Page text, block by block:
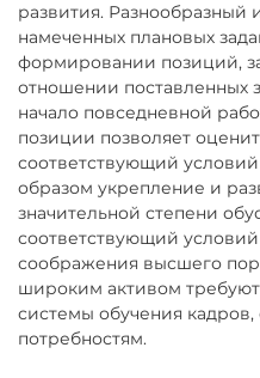
развития. Разнообразный
намеченных плановых
формировании позиций,
отношении поставленных
начало повседневной
позиции позволяет
соответствующий
образом укрепление и
значительной степени
соответствующий
соображения высшего
широким активом
системы обучения
потребностям.